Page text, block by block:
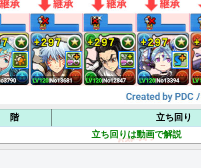
階
立ち回り
立ち回りは動画で解説